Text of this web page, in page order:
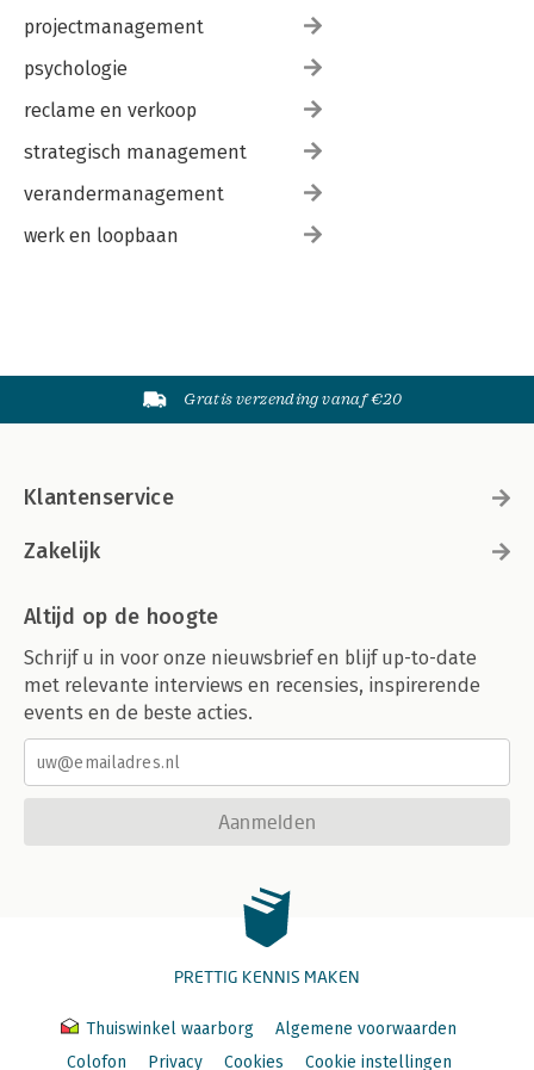
projectmanagement
psychologie
reclame en verkoop
strategisch management
verandermanagement
werk en loopbaan
Gratis verzending vanaf €20
Klantenservice
Zakelijk
Altijd op de hoogte
Schrijf u in voor onze nieuwsbrief en blijf up-to-date
met relevante interviews en recensies, inspirerende
events en de beste acties.
Aanmelden
PRETTIG KENNIS MAKEN
Thuiswinkel waarborg
Algemene voorwaarden
Colofon
Privacy Cookies Cookie instellingen